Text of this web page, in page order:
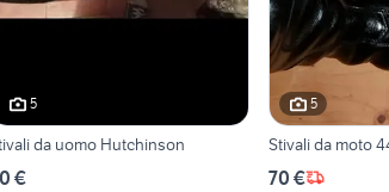
5
da uomo Hutchinson
€
5
70 €